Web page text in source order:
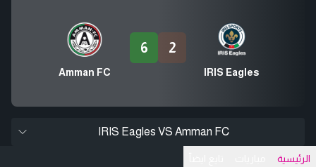
IRIS Eagles
2
6
Amman FC
IRIS Eagles VS Amman FC
الرئيسية